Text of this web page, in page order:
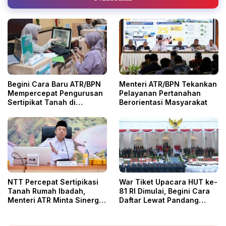
Begini Cara Baru ATR/BPN
Mempercepat Pengurusan
Sertipikat Tanah di
Menteri ATR/BPN Tekankan
Pelayanan Pertanahan
Berorientasi Masyarakat
NTT Percepat Sertipikasi
Tanah Rumah Ibadah,
Menteri ATR Minta Sinergi
War Tiket Upacara HUT ke-
81 RI Dimulai, Begini Cara
Daftar Lewat Pandang